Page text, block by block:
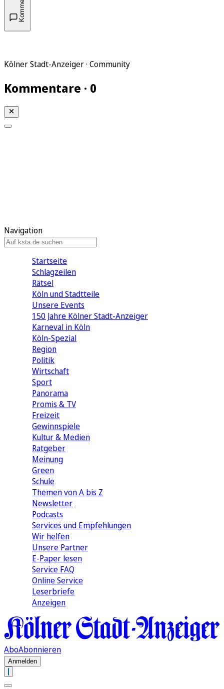
Kölner Stadt-Anzeiger · Community
Kommentare · 0
Navigation
Startseite
Schlagzeilen
Rätsel
Köln und Stadtteile
Unsere Events
150 Jahre Kölner Stadt-Anzeiger
Karneval in Köln
Köln-Spezial
Region
Politik
Wirtschaft
Sport
Panorama
Promis & TV
Freizeit
Gewinnspiele
Kultur & Medien
Ratgeber
Meinung
Green
Schule
Themen von A bis Z
Newsletter
Podcasts
Services und Empfehlungen
Wir helfen
Unsere Partner
E-Paper lesen
Service FAQ
Online Service
Leserbriefe
Anzeigen
AboAbonnieren
Anmelden